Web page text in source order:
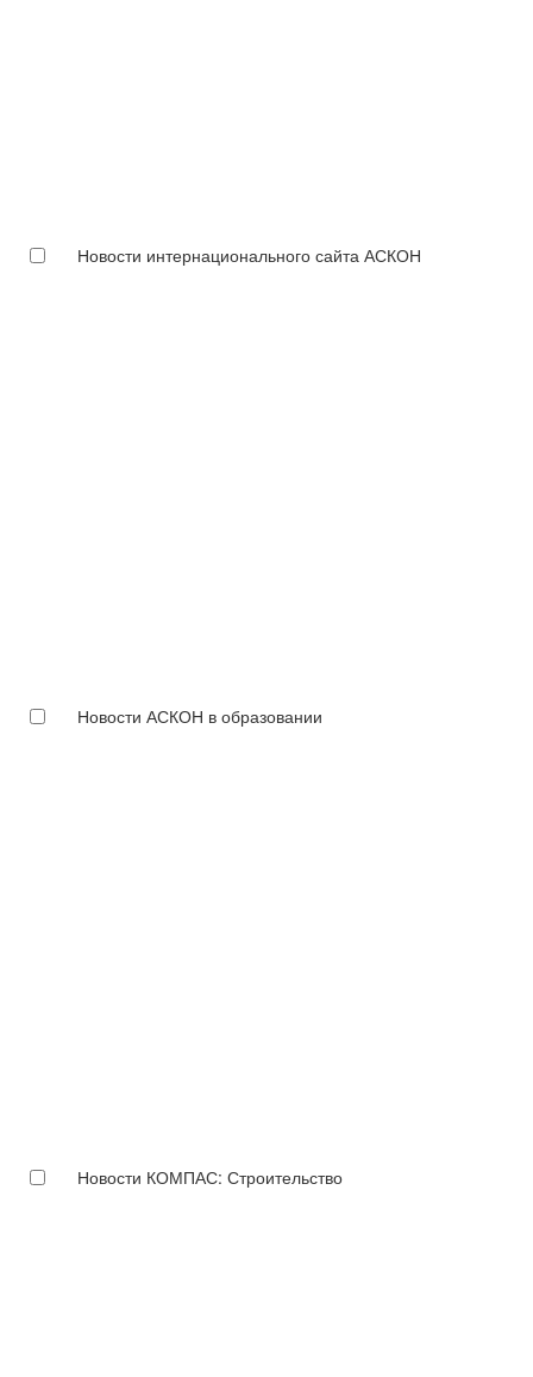
Новости интернационального сайта АСКОН
Новости АСКОН в образовании
Новости КОМПАС: Строительство